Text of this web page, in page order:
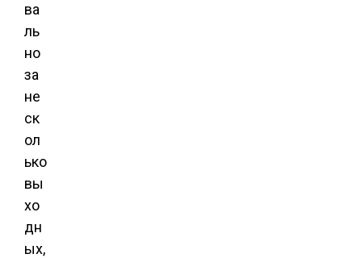
ва
ль
но
за
не
ск
ол
ько
вы
хо
дн
ых,